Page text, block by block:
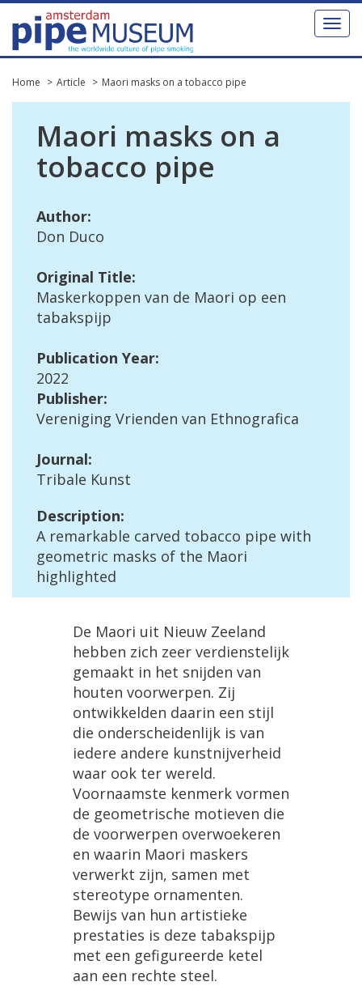
Toggle
Home Article Maori masks on a tobacco pipe
Maori masks on a
tobacco pipe
Author:
Don Duco
Original Title:
Maskerkoppen van de Maori op een
tabakspijp
Publication Year:
2022
Publisher:
Vereniging Vrienden van Ethnografica
Journal:
Tribale Kunst
Description:
A remarkable carved tobacco pipe with
geometric masks of the Maori
highlighted
De Maori uit Nieuw Zeeland
hebben zich zeer verdienstelijk
gemaakt in het snijden van
houten voorwerpen. Zij
ontwikkelden daarin een stijl
die onderscheidenlijk is van
iedere andere kunstnijverheid
waar ook ter wereld.
Voornaamste kenmerk vormen
de geometrische motieven die
de voorwerpen overwoekeren
en waarin Maori maskers
verwerkt zijn, samen met
stereotype ornamenten.
Bewijs van hun artistieke
prestaties is deze tabakspijp
met een gefigureerde ketel
aan een rechte steel.